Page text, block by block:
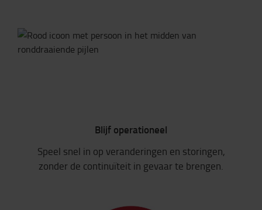
Blijf operationeel
Speel snel in op veranderingen en storingen,
zonder de continuïteit in gevaar te brengen.